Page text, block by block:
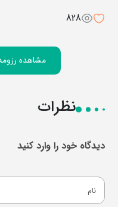
828
مشاهده
نظرات
دیدگاه خود را وارد کنید